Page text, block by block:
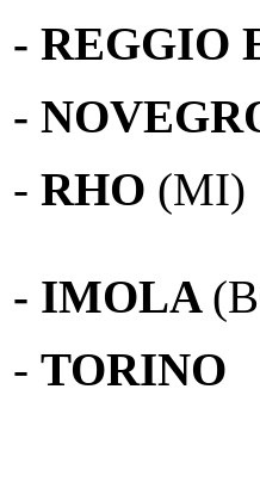
- REGGIO
-
- RHO (MI)
- IMOLA
- TORINO